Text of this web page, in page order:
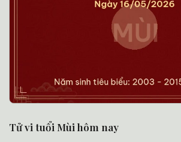
Tử vi tuổi Mùi hôm nay